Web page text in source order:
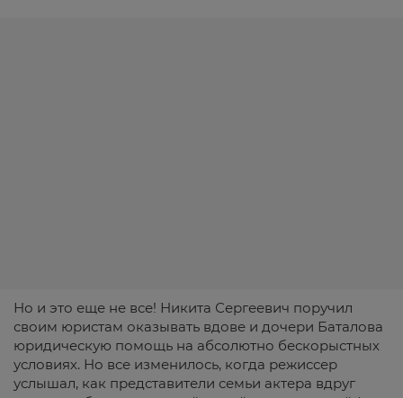
Но и это еще не все! Никита Сергеевич поручил
своим юристам оказывать вдове и дочери Баталова
юридическую помощь на абсолютно бескорыстных
условиях. Но все изменилось, когда режиссер
услышал, как представители семьи актера вдруг